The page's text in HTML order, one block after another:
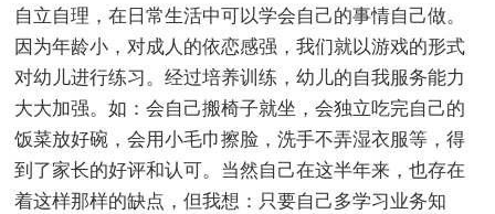
自立自理，在日常生活中可以学会自己的事情自己做。
因为年龄小，对成人的依恋感强，我们就以游戏的形式
对幼儿进行练习。经过培养训练，幼儿的自我服务能力
大大加强。如：会自己搬椅子就坐，会独立吃完自己的
饭菜放好碗，会用小毛巾擦脸，洗手不弄湿衣服等，得
到了家长的好评和认可。当然自己在这半年来，也存在
着这样那样的缺点，但我想：只要自己多学习业务知